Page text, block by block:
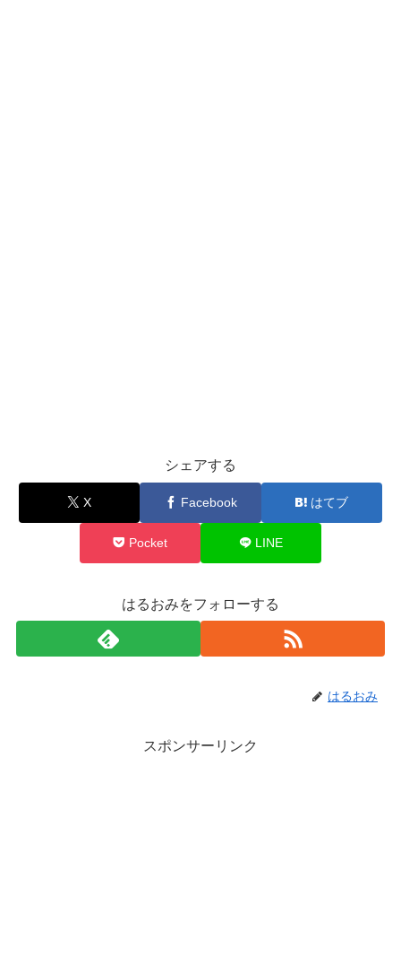
シェアする
X Facebook はてブ
Pocket LINE
はるおみをフォローする
はるおみ
スポンサーリンク